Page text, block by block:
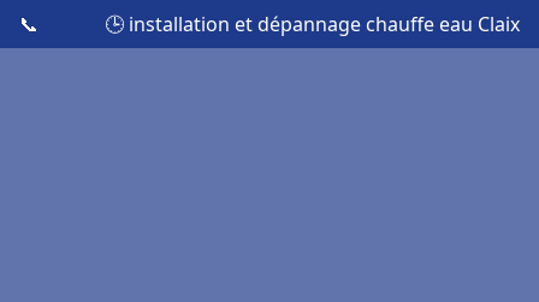
📞 🕒 installation et dépannage chauffe eau Claix